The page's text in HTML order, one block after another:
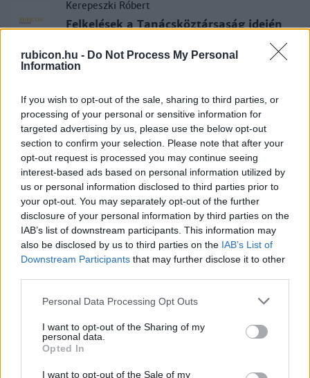
rubicon.hu - Do Not Process My Personal
Information
If you wish to opt-out of the sale, sharing to third parties, or
processing of your personal or sensitive information for
targeted advertising by us, please use the below opt-out
section to confirm your selection. Please note that after your
opt-out request is processed you may continue seeing
interest-based ads based on personal information utilized by
us or personal information disclosed to third parties prior to
your opt-out. You may separately opt-out of the further
disclosure of your personal information by third parties on the
IAB’s list of downstream participants. This information may
also be disclosed by us to third parties on the IAB’s List of
Downstream Participants that may further disclose it to other
Please note that this website/app uses one or more Google
not limited to your visit or usage behaviour. You may click to
grant or deny consent to Google and its third-party tags to
use your data for below specified purposes in below Google
consent section.
Personal Data Processing Opt Outs
I want to opt-out of the Sharing of my
personal data.
Opted In
I want to opt-out of the Sale of my
Kerepeszki Róbert
Felkelések a Tanácsköztársaság idején
Lakásrekviálás a Tanácsköztársaság
idején
Ligeti Dávid
Filozófusból véreskezű komisszár
Kerepeszki Róbert
A vörösterror
A diktatúra legitimálása